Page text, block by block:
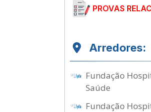
PROVAS
Arredores:
Fundação
Saúde
Fundação